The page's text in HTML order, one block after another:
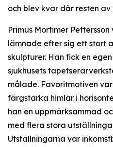
och blev kvar där resten av
Primus Mortimer
lämnade efter sig ett stort
skulpturer. Han fick en
sjukhusets
målade. Favoritmotiven
färgstarka himlar i
han en uppmärksammad
med flera stora
Utställningarna var